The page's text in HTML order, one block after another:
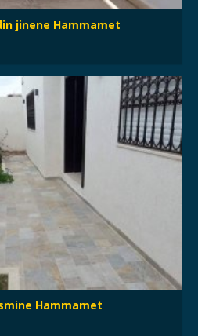
jinene Hammamet
Hammamet